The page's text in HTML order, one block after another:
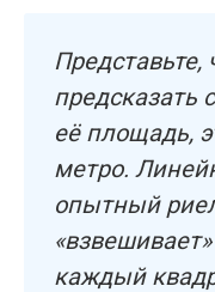
Представьте,
предсказать
её площадь,
метро.
опытный
каждый